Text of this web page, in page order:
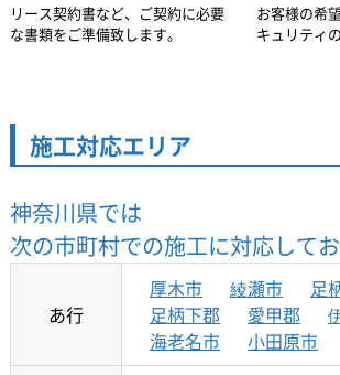
リース契約書など、ご契約に必要
な書類をご準備致します。
お客様の希
キュリティ
施工対応エリア
神奈川県では
次の市町村での施工に対応してお
あ行
厚木市 綾瀬市
足
足柄下郡
愛甲郡
海老名市
小田原市